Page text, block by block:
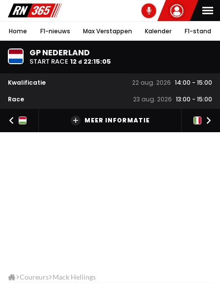
Home F1-nieuws Max Verstappen Kalender F1-stand
GP NEDERLAND
START RACE 12 d 22:15:04
Kwalificatie 22 aug. 2026 14:00 - 15:00
Race
23 aug. 2026 13:00 - 15:00
MEER INFORMATIE
Coureurs Mack Hellings